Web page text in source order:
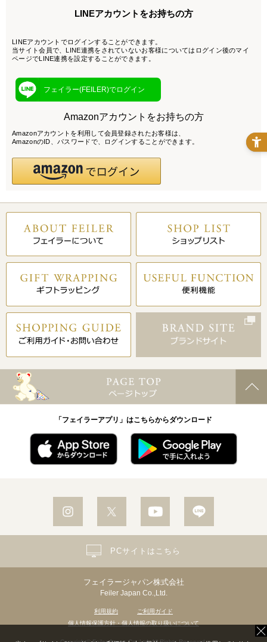
LINEアカウントをお持ちの方
LINEアカウントでログインすることができます。
当サイト会員で、LINE連携をされていないお客様についてはログイン後のマイ
ページでLINE連携を設定することができます。
フェイラー(FEILER)でログイン
Amazonアカウントをお持ちの方
Amazonアカウントを利用して会員登録されたお客様は、
AmazonのID、パスワードで、ログインすることができます。
「フェイラーアプリ」はこちらからダウンロード
フェイラージャパン株式会社
Feiler Japan Co.,Ltd.
利用規約
ご利用ガイド
個人情報保護方針・個人情報の取り扱いについて
PCサイトはこちら